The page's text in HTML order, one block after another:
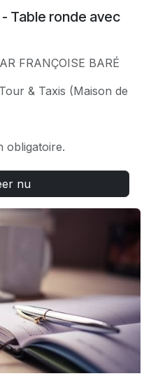
Table ronde avec
FRANÇOISE BARÉ
& Taxis (Maison de
obligatoire.
nu